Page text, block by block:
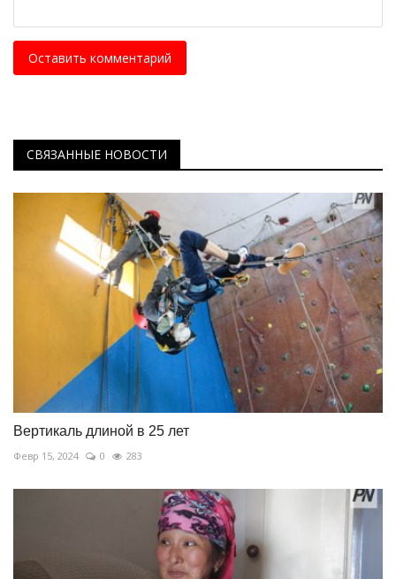
Оставить комментарий
СВЯЗАННЫЕ НОВОСТИ
Вертикаль длиной в 25 лет
Февр 15, 2024 0 283